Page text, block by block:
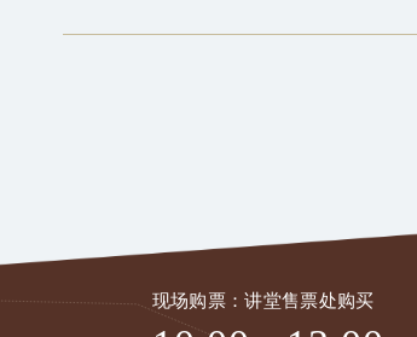
现场购票：讲堂售票处购买